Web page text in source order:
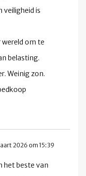
veiligheid is
wereld om te
belasting.
Weinig zon.
2026 om 15:39
het beste van